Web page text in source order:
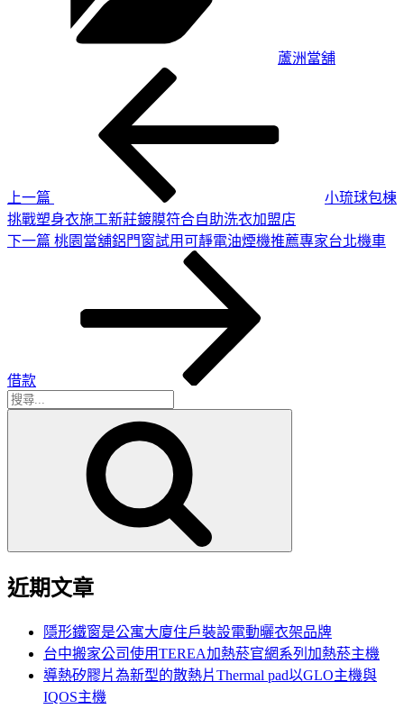
蘆洲當舖
上一篇
小琉球包棟
挑戰塑身衣施工新莊鍍膜符合自助洗衣加盟店
下
下一篇 桃園當舖鋁門窗試用可靜電油煙機推薦專家台北機車
借款
搜
近期文章
隱形鐵窗是公寓大廈住戶裝設電動曬衣架品牌
台中搬家公司使用TEREA加熱菸官網系列加熱菸主機
導熱矽膠片為新型的散熱片Thermal pad以GLO主機與
IQOS主機